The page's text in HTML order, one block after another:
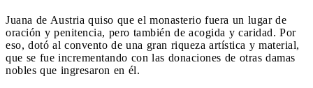
Juana de Austria quiso que el monasterio fuera un lugar de
oración y penitencia, pero también de acogida y caridad. Por
eso, dotó al convento de una gran riqueza artística y material,
que se fue incrementando con las donaciones de otras damas
nobles que ingresaron en él.